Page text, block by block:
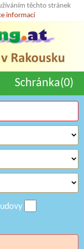
těchto stránek
informací
Schránka(0)